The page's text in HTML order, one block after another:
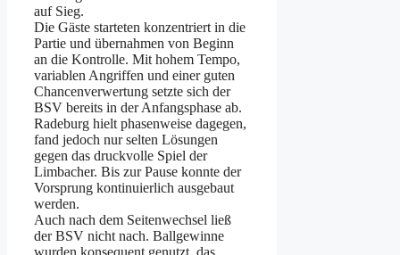
auf Sieg.
Die Gäste starteten konzentriert in die
Partie und übernahmen von Beginn
an die Kontrolle. Mit hohem Tempo,
variablen Angriffen und einer guten
Chancenverwertung setzte sich der
BSV bereits in der Anfangsphase ab.
Radeburg hielt phasenweise dagegen,
fand jedoch nur selten Lösungen
gegen das druckvolle Spiel der
Limbacher. Bis zur Pause konnte der
Vorsprung kontinuierlich ausgebaut
werden.
Auch nach dem Seitenwechsel ließ
der BSV nicht nach. Ballgewinne